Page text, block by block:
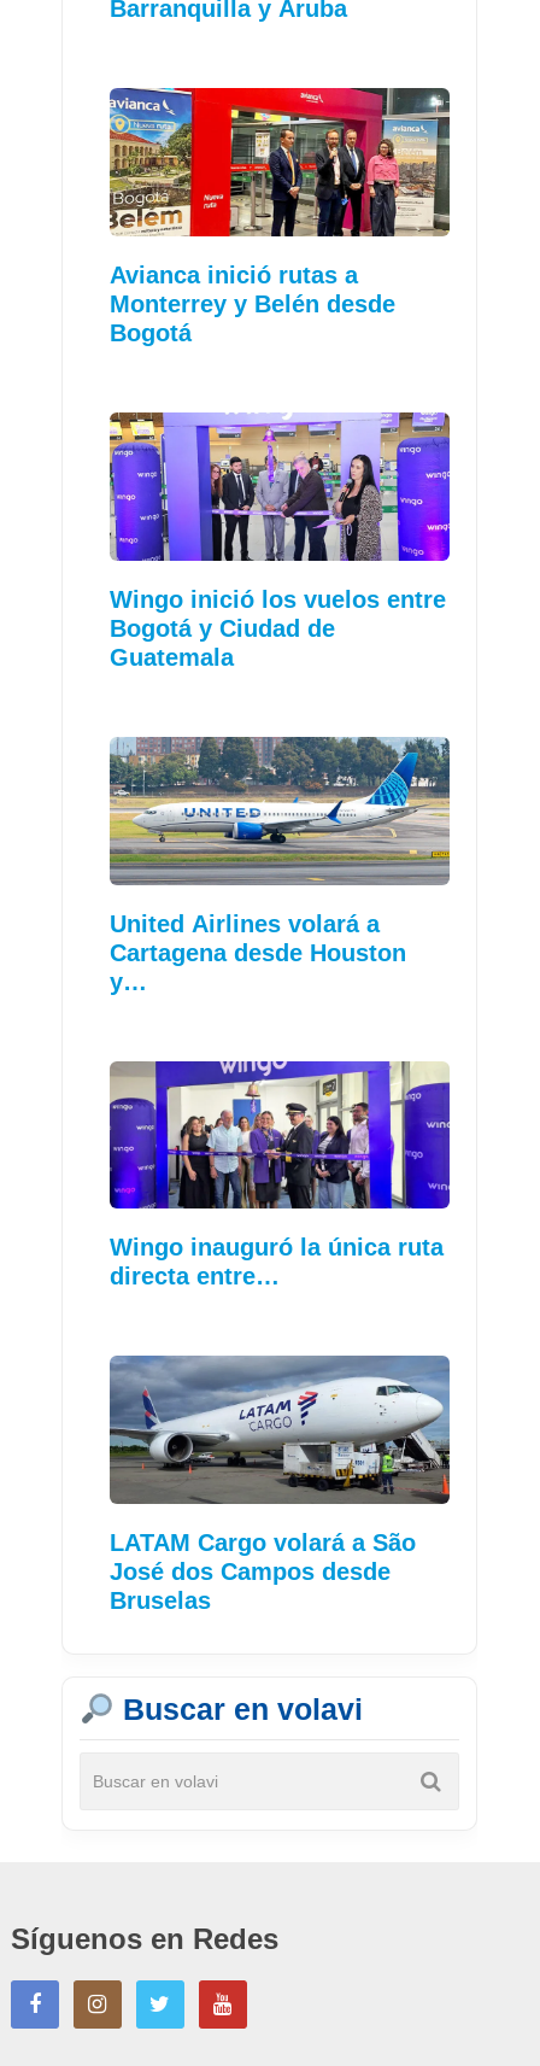
Barranquilla y Aruba
Avianca inició rutas a
Monterrey y Belén desde
Bogotá
Wingo inició los vuelos entre
Bogotá y Ciudad de
Guatemala
United Airlines volará a
Cartagena desde Houston
y…
Wingo inauguró la única ruta
directa entre…
LATAM Cargo volará a São
José dos Campos desde
Bruselas
Buscar en volavi
Síguenos en Redes